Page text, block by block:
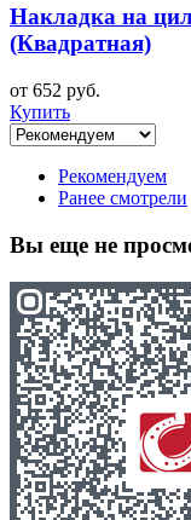
Накладка на
(Квадратная)
от 652 руб.
Купить
Рекомендуем
Ранее смотрели
Вы еще не